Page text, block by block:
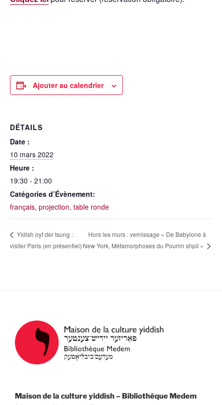
Ajouter au calendrier
DÉTAILS
Date :
10 mars 2022
Heure :
19:30 - 21:00
Catégories d’Évènement:
français, projection, table ronde
Yidish oyf der tsung :
visiter Paris (en présentiel)
Hors les murs : vernissage « De Babylone à
New York, Métamorphoses du Pourim shpil »
Maison de la culture yiddish – Bibliothèque Medem